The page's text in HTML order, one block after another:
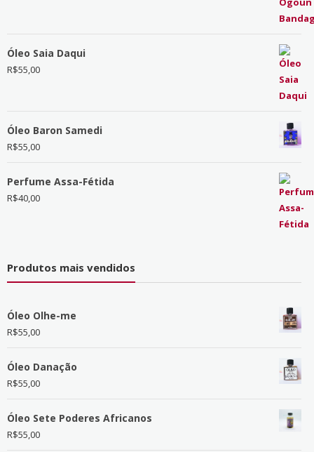
Óleo Saia Daqui
R$55,00
Óleo Baron Samedi
R$55,00
Perfume Assa-Fétida
R$40,00
Produtos mais vendidos
Óleo Olhe-me
R$55,00
Óleo Danação
R$55,00
Óleo Sete Poderes Africanos
R$55,00